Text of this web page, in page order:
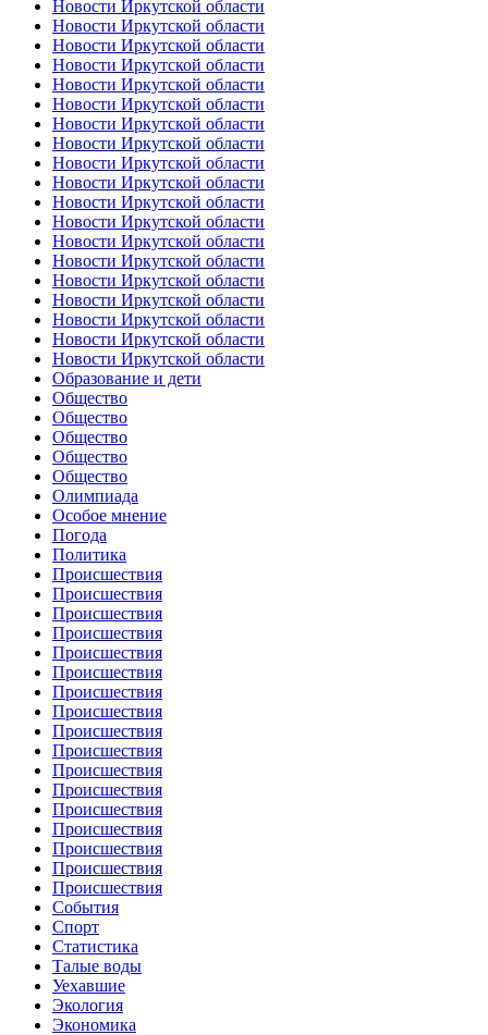
Новости Иркутской области
Новости Иркутской области
Новости Иркутской области
Новости Иркутской области
Новости Иркутской области
Новости Иркутской области
Новости Иркутской области
Новости Иркутской области
Новости Иркутской области
Новости Иркутской области
Новости Иркутской области
Новости Иркутской области
Новости Иркутской области
Новости Иркутской области
Новости Иркутской области
Новости Иркутской области
Новости Иркутской области
Новости Иркутской области
Новости Иркутской области
Образование и дети
Общество
Общество
Общество
Общество
Общество
Олимпиада
Особое мнение
Погода
Политика
Происшествия
Происшествия
Происшествия
Происшествия
Происшествия
Происшествия
Происшествия
Происшествия
Происшествия
Происшествия
Происшествия
Происшествия
Происшествия
Происшествия
Происшествия
Происшествия
Происшествия
События
Спорт
Статистика
Талые воды
Уехавшие
Экология
Экономика